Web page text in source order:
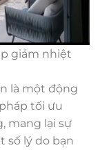
giảm nhiệt
là một động
tối ưu
mang lại sự
số lý do bạn